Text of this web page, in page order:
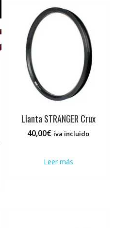
Llanta STRANGER Crux
40,00€ iva incluido
Leer más